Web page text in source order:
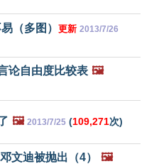
（多图） 更新 2013/7/26
论自由度比较表 🖼️
🖼️ 2013/7/25 (109,271次)
文迪被抛出（4） 🖼️